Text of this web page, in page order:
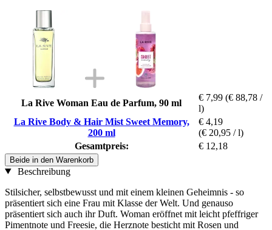
La Rive Woman Eau de Parfum, 90 ml
€ 7,99 (€ 88,78 /
l)
La Rive Body & Hair Mist Sweet Memory,
200 ml
€ 4,19
(€ 20,95 / l)
Gesamtpreis:
€ 12,18
Beide in den Warenkorb
Beschreibung
Stilsicher, selbstbewusst und mit einem kleinen Geheimnis - so
präsentiert sich eine Frau mit Klasse der Welt. Und genauso
präsentiert sich auch ihr Duft. Woman eröffnet mit leicht pfeffriger
Pimentnote und Freesie, die Herznote besticht mit Rosen und